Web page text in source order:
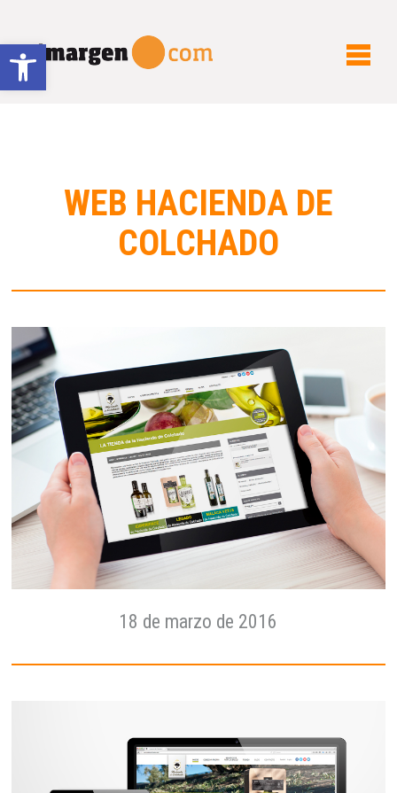
Abrir barra de herramientas
WEB HACIENDA DE
COLCHADO
18 de marzo de 2016